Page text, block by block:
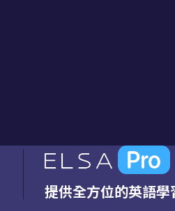
提供全方位的英語學